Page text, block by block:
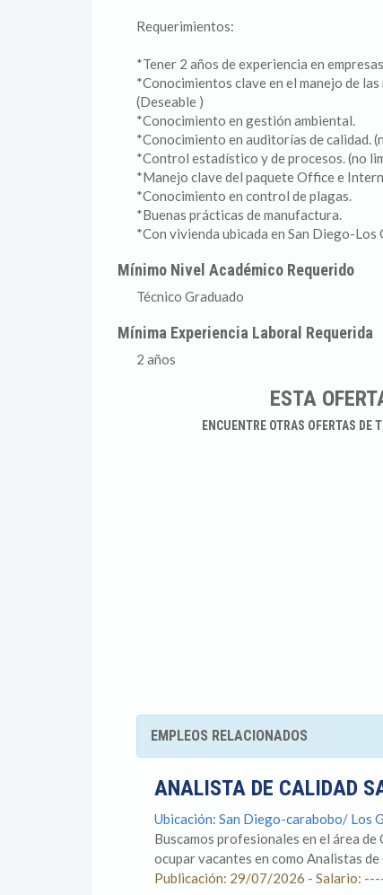
Requerimientos:
*Tener 2 años de experiencia en
*Conocimientos clave en el manejo de
(Deseable )
*Conocimiento en gestión ambiental.
*Conocimiento en auditorías de calidad.
*Control estadístico y de procesos. (no
*Manejo clave del paquete Office e
*Conocimiento en control de plagas.
*Buenas prácticas de manufactura.
*Con vivienda ubicada en San Diego-Los
Mínimo Nivel Académico Requerido
Técnico Graduado
Mínima Experiencia Laboral Requerida
2 años
ESTA
ENCUENTRE OTRAS OFERTAS
EMPLEOS RELACIONADOS
ANALISTA DE CALIDAD
Ubicación: San Diego-carabobo/ Los
Buscamos profesionales en el área
ocupar vacantes en como Analistas de
Publicación: 29/07/2026 - Salario: